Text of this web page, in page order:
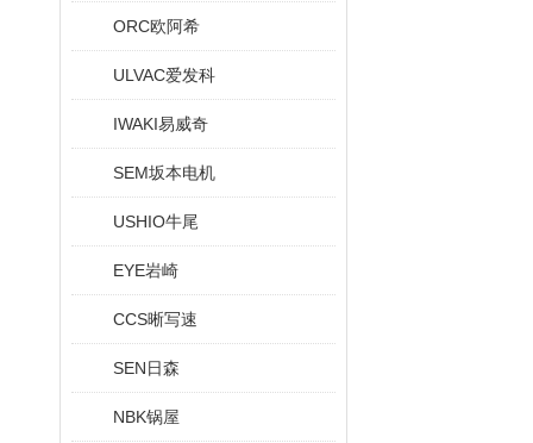
ORC欧阿希
ULVAC爱发科
IWAKI易威奇
SEM坂本电机
USHIO牛尾
EYE岩崎
CCS晰写速
SEN日森
NBK锅屋